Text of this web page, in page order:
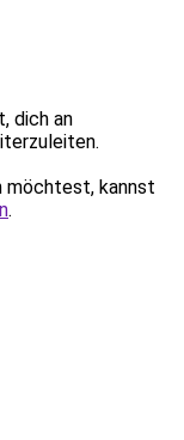
dich an
möchtest, kannst
.